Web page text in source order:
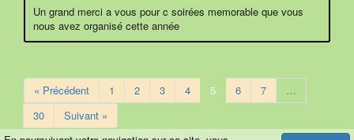
Un grand merci a vous pour c soirées memorable que vous
nous avez organisé cette année
« Précédent 1 2 3 4 5 6 7
…
30
Suivant »